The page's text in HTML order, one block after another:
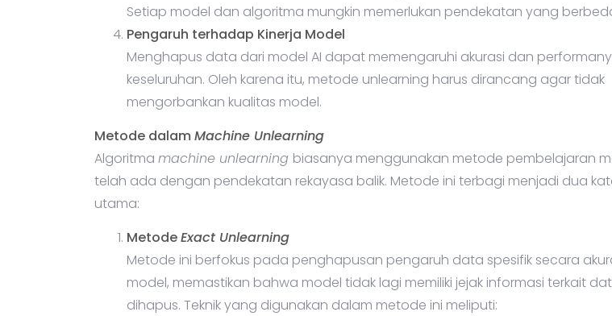
Setiap model dan algoritma mungkin memerlukan pendekatan yang
Pengaruh terhadap Kinerja Model
Menghapus data dari model AI dapat memengaruhi akurasi dan
keseluruhan. Oleh karena itu, metode unlearning harus dirancang agar tidak
mengorbankan kualitas model.
Metode dalamMachine Unlearning
Algoritma machine unlearning biasanya menggunakan metode pembelajaran
telah ada dengan pendekatan rekayasa balik. Metode ini terbagi menjadi dua
utama:
MetodeExact Unlearning
Metode ini berfokus pada penghapusan pengaruh data spesifik secara
model, memastikan bahwa model tidak lagi memiliki jejak informasi terkait
dihapus. Teknik yang digunakan dalam metode ini meliputi: